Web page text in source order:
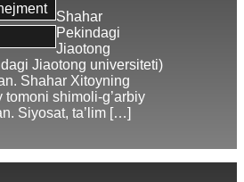
Shahar
Pekindagi
Jiaotong
Jiaotong universiteti)
Shahar Xitoyning
tomoni shimoli-g’arbiy
Siyosat, ta’lim […]